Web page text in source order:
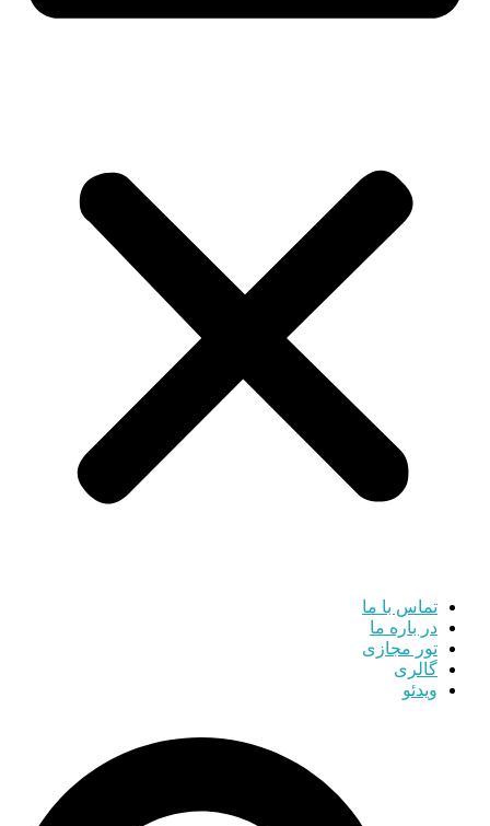
تماس با ما
در باره ما
تور مجازی
گالری
ویدئو